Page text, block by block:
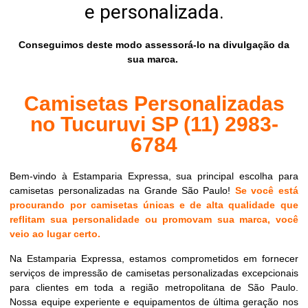
e personalizada.
Conseguimos deste modo assessorá-lo na divulgação da
sua marca.
Camisetas Personalizadas
no Tucuruvi SP (11) 2983-
6784
Bem-vindo à Estamparia Expressa, sua principal escolha para
camisetas personalizadas na Grande São Paulo! Se você está
procurando por camisetas únicas e de alta qualidade que
reflitam sua personalidade ou promovam sua marca, você
veio ao lugar certo.
Na Estamparia Expressa, estamos comprometidos em fornecer
serviços de impressão de camisetas personalizadas excepcionais
para clientes em toda a região metropolitana de São Paulo.
Nossa equipe experiente e equipamentos de última geração nos